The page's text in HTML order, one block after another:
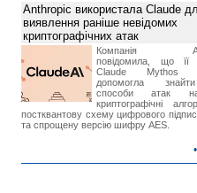
Anthropic використала Claude
виявлення раніше невідомих
криптографічних атак
Компанія
повідомила, що її
Claude Mythos
допомогла
способи атак
криптографічні
постквантову схему цифрового
та спрощену версію шифру AES.
•